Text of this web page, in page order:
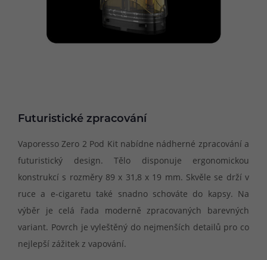
Futuristické zpracování
Vaporesso Zero 2 Pod Kit nabídne nádherné zpracování a
futuristický design. Tělo disponuje ergonomickou
konstrukcí s rozměry 89 x 31,8 x 19 mm. Skvěle se drží v
ruce a e-cigaretu také snadno schováte do kapsy. Na
výběr je celá řada moderně zpracovaných barevných
variant. Povrch je vyleštěný do nejmenších detailů pro co
nejlepší zážitek z vapování.